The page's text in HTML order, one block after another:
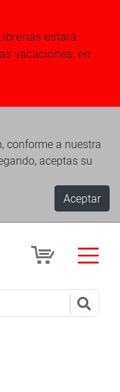
estará
vacaciones, en
conforme a nuestra
aceptas su
Aceptar